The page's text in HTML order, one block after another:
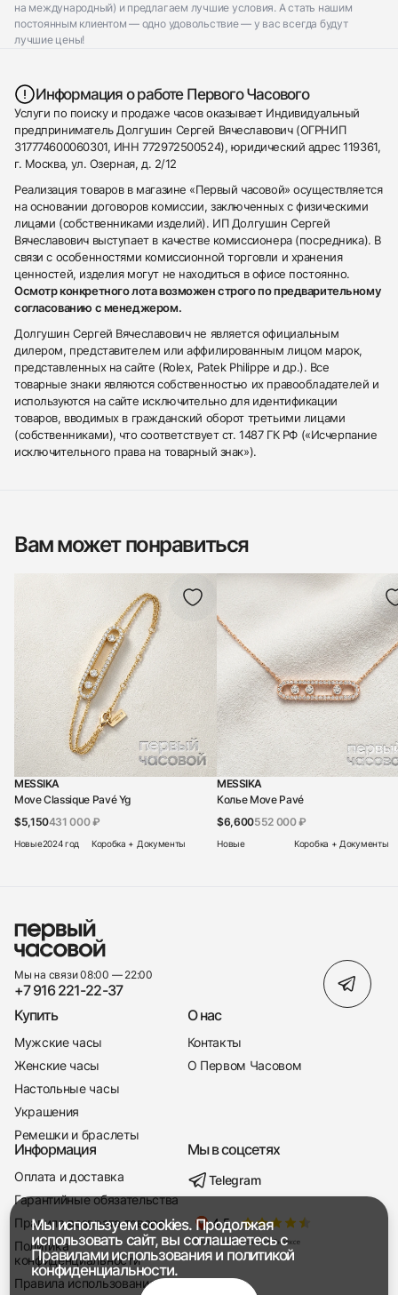
+7 916 221-22-37
Мы насвязи 08:00 — 19:00
на международный) и предлагаем лучшие условия. А стать нашим
постоянным клиентом — одно удовольствие — у вас всегда будут
лучшие цены!
Информация о работе Первого Часового
Услуги по поиску и продаже часов оказывает Индивидуальный
предприниматель Долгушин Сергей Вячеславович (ОГРНИП
317774600060301, ИНН 772972500524), юридический адрес 119361,
г. Москва, ул. Озерная, д. 2/12
Реализация товаров в магазине «Первый часовой» осуществляется
на основании договоров комиссии, заключенных с физическими
лицами (собственниками изделий). ИП Долгушин Сергей
Вячеславович выступает в качестве комиссионера (посредника). В
связи с особенностями комиссионной торговли и хранения
ценностей, изделия могут не находиться в офисе постоянно.
Осмотр конкретного лота возможен строго по предварительному
согласованию с менеджером.
Долгушин Сергей Вячеславович не является официальным
дилером, представителем или аффилированным лицом марок,
представленных на сайте (Rolex, Patek Philippe и др.). Все
товарные знаки являются собственностью их правообладателей и
используются на сайте исключительно для идентификации
товаров, вводимых в гражданский оборот третьими лицами
(собственниками), что соответствует ст. 1487 ГК РФ («Исчерпание
исключительного права на товарный знак»).
Вам может понравиться
MESSIKA
Move Classique Pavé Yg
$5,150431 000 ₽
Новые2024 год Коробка + Документы
MESSIKA
Колье Move Pavé
$6,600552 000 ₽
Новые Коробка + Документы
Мы на связи 08:00 — 22:00
+7 916 221-22-37
Купить
Мужские часы
Женские часы
Настольные часы
Украшения
Ремешки и браслеты
О нас
Контакты
О Первом Часовом
Информация
Оплата и доставка
Гарантийные обязательства
Правила возврата товара
Политика
конфиденциальности
Правила использования
Мы в соцсетях
Telegram
Мы используем cookies. Продолжая
использовать сайт, вы соглашаетесь с
Правилами использованияи политикой
конфиденциальности.